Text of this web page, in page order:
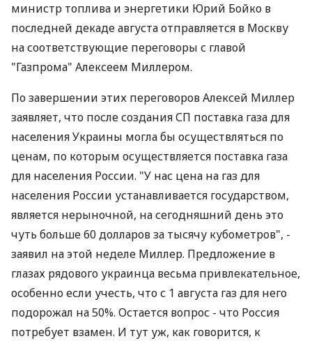
министр топлива и энергетики Юрий Бойко в
последней декаде августа отправляется в Москву
на соответствующие переговоры с главой
"Газпрома" Алексеем Миллером.
По завершении этих переговоров Алексей Миллер
заявляет, что после создания СП поставка газа для
населения Украины могла бы осуществляться по
ценам, по которым осуществляется поставка газа
для населения России. "У нас цена на газ для
населения России устанавливается государством,
является нерыночной, на сегодняшний день это
чуть больше 60 долларов за тысячу кубометров", -
заявил на этой неделе Миллер. Предложение в
глазах рядового украинца весьма привлекательное,
особенно если учесть, что с 1 августа газ для него
подорожал на 50%. Остается вопрос - что Россия
потребует взамен. И тут уж, как говорится, к